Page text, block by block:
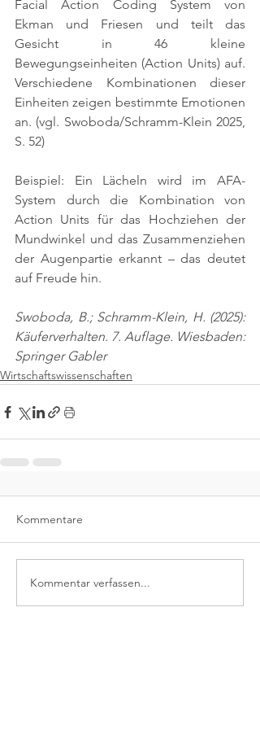
Facial Action Coding System von
Ekman und Friesen und teilt das
Gesicht in 46 kleine
Bewegungseinheiten (Action Units) auf.
Verschiedene Kombinationen dieser
Einheiten zeigen bestimmte Emotionen
an. (vgl. Swoboda/Schramm-Klein 2025,
S. 52)
Beispiel: Ein Lächeln wird im AFA-
System durch die Kombination von
Action Units für das Hochziehen der
Mundwinkel und das Zusammenziehen
der Augenpartie erkannt – das deutet
auf Freude hin.
Swoboda, B.; Schramm-Klein, H. (2025):
Käuferverhalten. 7. Auflage. Wiesbaden:
Springer Gabler
Wirtschaftswissenschaften
Kommentare
Kommentar verfassen...